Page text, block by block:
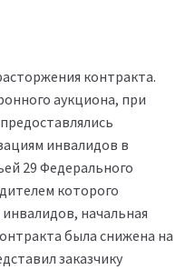
контракта.
аукциона, при
инвалидов в
29 Федерального
которого
начальная
была снижена на
заказчику